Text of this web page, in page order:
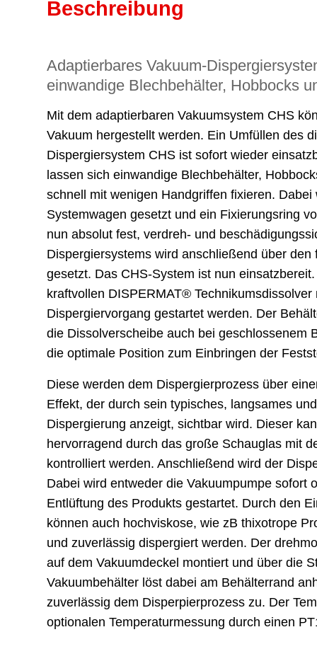
Beschreibung
Adaptierbares Vakuum-
einwandige Blechbehälter, Hobbocks
Mit dem adaptierbaren Vakuumsystem CHS
Vakuum hergestellt werden. Ein Umfüllen des
Dispergiersystem CHS ist sofort wieder
lassen sich einwandige Blechbehälter,
schnell mit wenigen Handgriffen fixieren.
Systemwagen gesetzt und ein Fixierungsring
nun absolut fest, verdreh- und
Dispergiersystems wird anschließend über
gesetzt. Das CHS-System ist nun
kraftvollen DISPERMAT®
Dispergiervorgang gestartet werden. Der
die Dissolverscheibe auch bei geschlossenem
die optimale Position zum Einbringen der
Diese werden dem Dispergierprozess über
Effekt, der durch sein typisches, langsames
Dispergierung anzeigt, sichtbar wird. Dieser
hervorragend durch das große Schauglas mit
kontrolliert werden. Anschließend wird der
Dabei wird entweder die Vakuumpumpe sofort
Entlüftung des Produkts gestartet. Durch den
können auch hochviskose, wie zB thixotrope
und zuverlässig dispergiert werden. Der
auf dem Vakuumdeckel montiert und über die
Vakuumbehälter löst dabei am Behälterrand
zuverlässig dem Disperpierprozess zu. Der
optionalen Temperaturmessung durch einen